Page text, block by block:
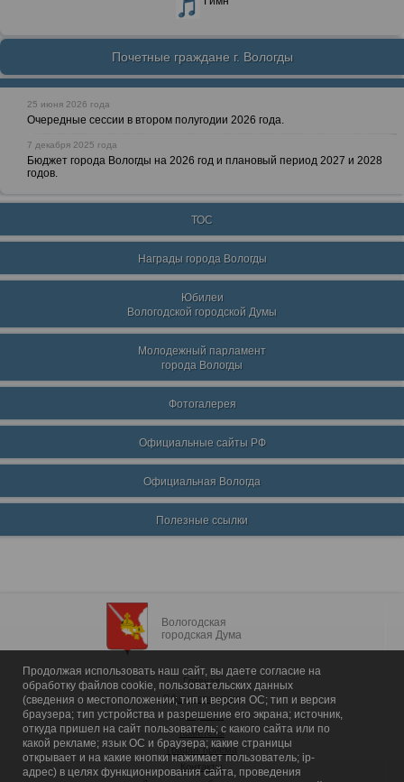
Почетные граждане г. Вологды
25 июня 2026 года
Очередные сессии в втором полугодии 2026 года.
7 декабря 2025 года
Бюджет города Вологды на 2026 год и плановый период 2027 и 2028
годов.
ТОС
Награды города Вологды
Юбилеи
Вологодской городской Думы
Молодежный парламент
города Вологды
Фотогалерея
Официальные сайты РФ
Официальная Вологда
Полезные ссылки
Вологодская
городская Дума
Главная
Общие сведения
Депутаты
Комитеты
График приема
Контакты
Продолжая использовать наш сайт, вы даете согласие на
обработку файлов cookie, пользовательских данных
(сведения о местоположении; тип и версия ОС; тип и версия
браузера; тип устройства и разрешение его экрана; источник,
откуда пришел на сайт пользователь; с какого сайта или по
какой рекламе; язык ОС и браузера; какие страницы
открывает и на какие кнопки нажимает пользователь; ip-
адрес) в целях функционирования сайта, проведения